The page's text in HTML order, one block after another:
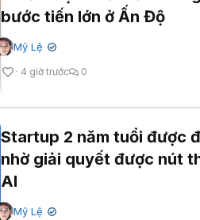
bước tiến lớn ở Ấn Độ
Mỹ Lệ ✔
4 giờ trước 0
Startup 2 năm tuổi được
nhờ giải quyết được nút
AI
Mỹ Lệ ✔